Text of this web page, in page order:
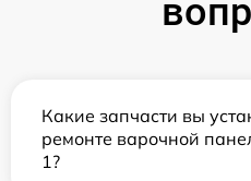
Какие запчасти вы
ремонте варочной
1?